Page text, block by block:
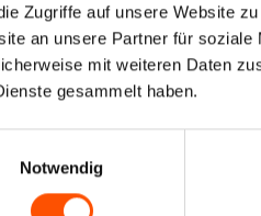
Zugriffe auf unsere Website
an unsere Partner für soziale
mit weiteren Daten
gesammelt haben.
Notwendig
DTCO Retrofit,
T-Plomben und